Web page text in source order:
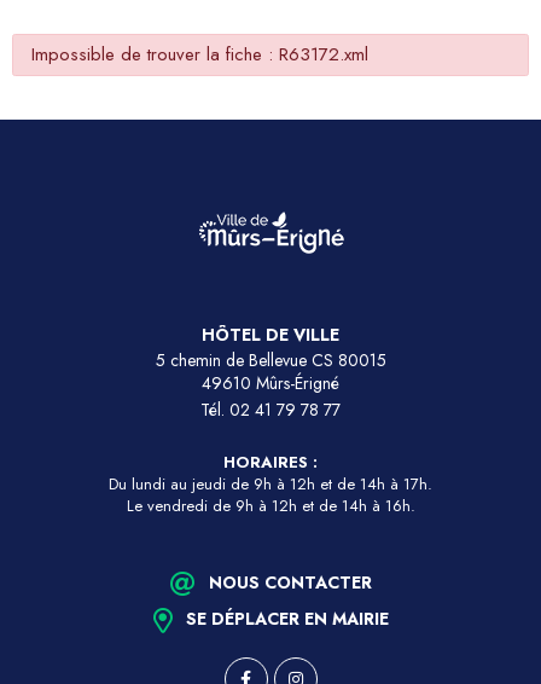
Impossible de trouver la fiche : R63172.xml
HÔTEL DE VILLE
5 chemin de Bellevue CS 80015
49610 Mûrs-Érigné
Tél. 02 41 79 78 77
HORAIRES :
Du lundi au jeudi de 9h à 12h et de 14h à 17h.
Le vendredi de 9h à 12h et de 14h à 16h.
NOUS CONTACTER
SE DÉPLACER EN MAIRIE